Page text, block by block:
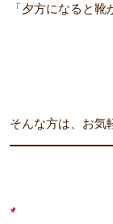
「夕方になると靴
そんな方は、お気